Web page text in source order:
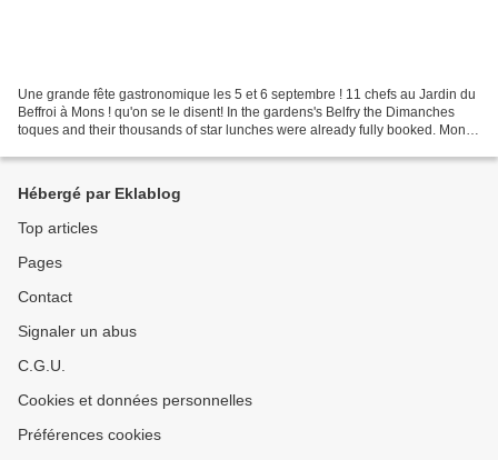
Une grande fête gastronomique les 5 et 6 septembre ! 11 chefs au Jardin du
Beffroi à Mons ! qu'on se le disent! In the gardens's Belfry the Dimanches
toques and their thousands of star lunches were already fully booked. Mons
Hébergé par Eklablog
Top articles
Pages
Contact
Signaler un abus
C.G.U.
Cookies et données personnelles
Préférences cookies